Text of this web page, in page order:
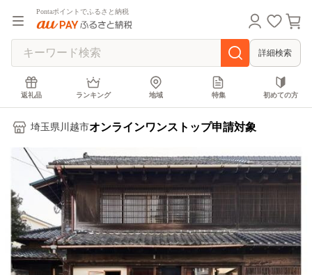
Pontaポイントでふるさと納税
詳細検索
返礼品 ランキング 地域 特集 初めての方
埼玉県川越市オンラインワンストップ申請対象